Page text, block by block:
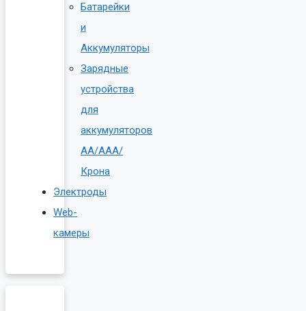
Батарейки
и
Аккумуляторы
Зарядные
устройства
для
аккумуляторов
AA/AAA/
Крона
Электроды
Web-
камеры